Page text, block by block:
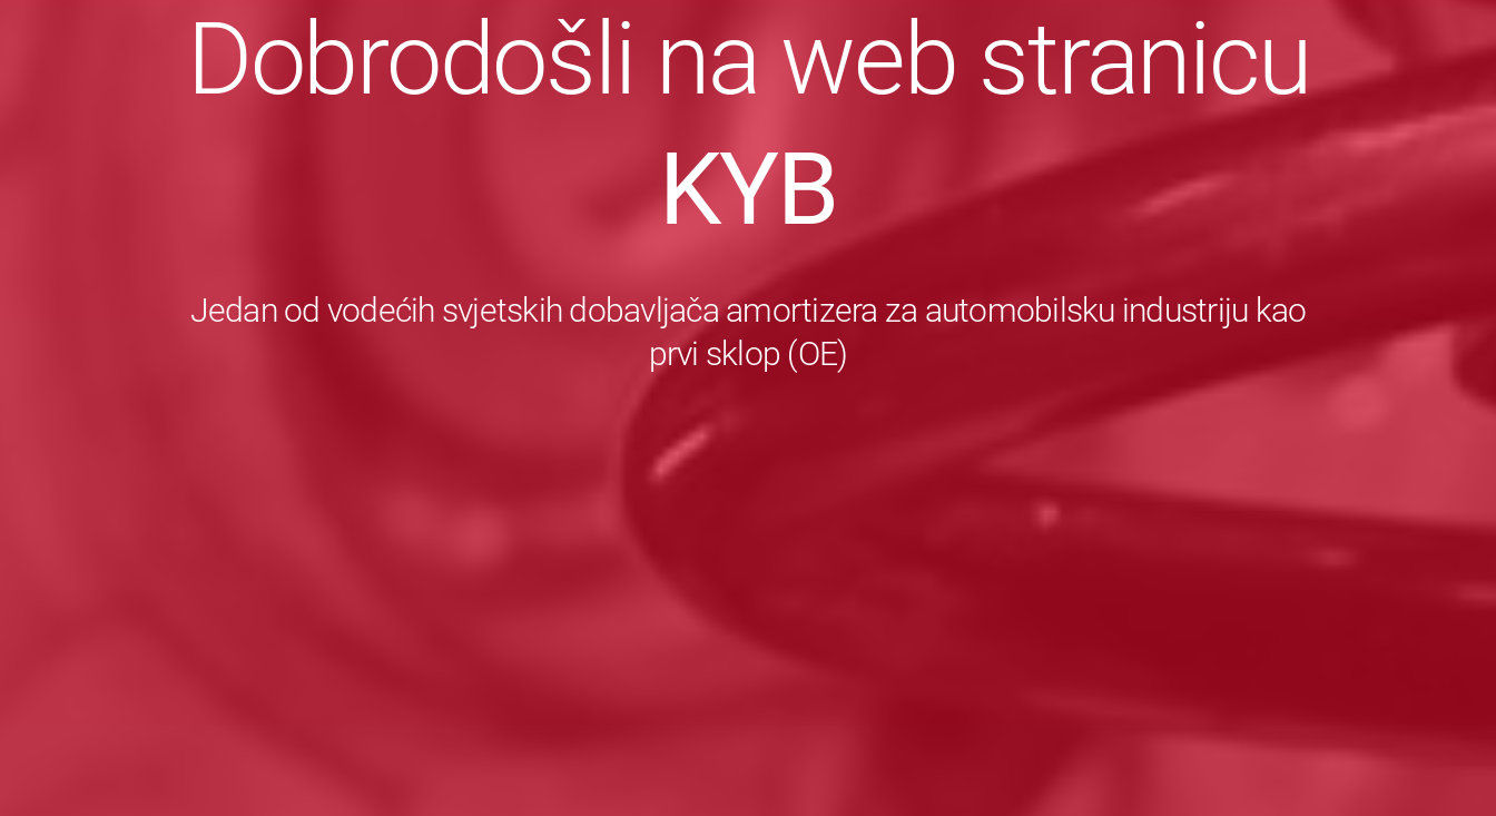
Dobrodošli na web stranicu
KYB
Jedan od vodećih svjetskih dobavljača amortizera za automobilsku industriju kao
prvi sklop (OE)